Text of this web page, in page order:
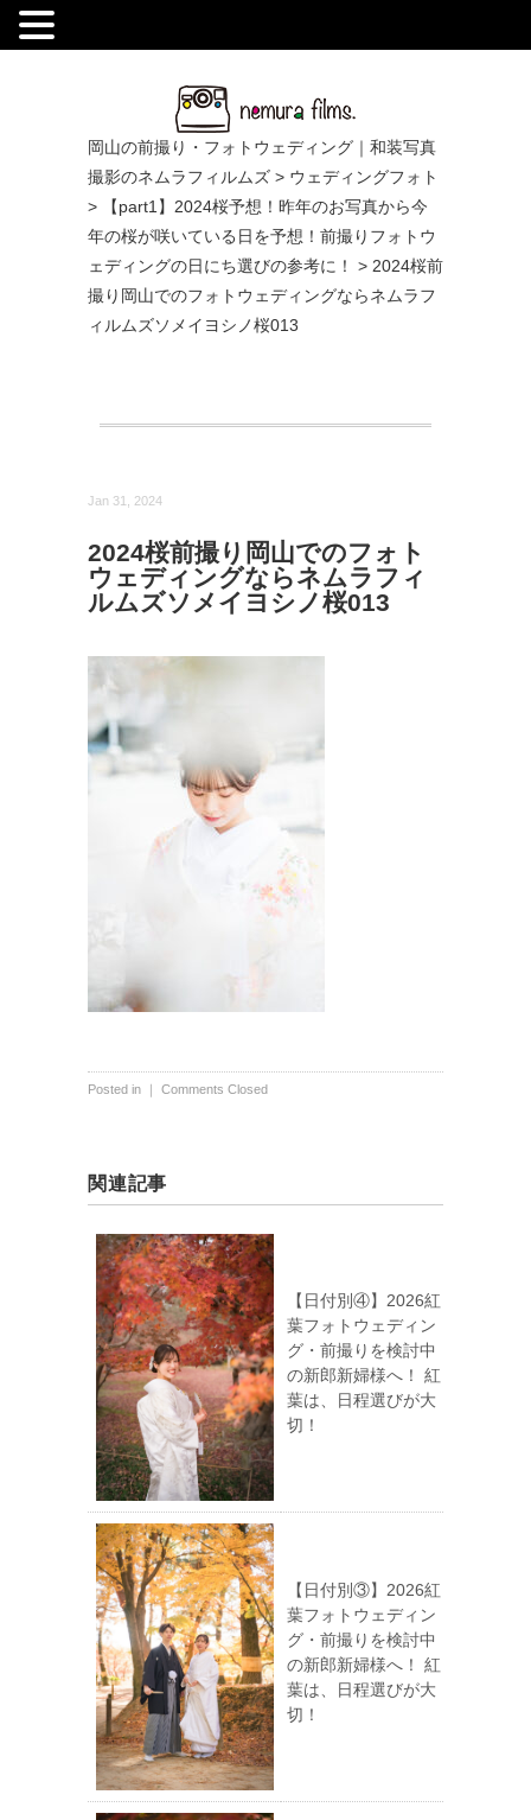
岡山の前撮り・フォトウェディング｜和装写真
撮影のネムラフィルムズ > ウェディングフォト
>
【part1】2024桜予想！昨年のお写真から今
年の桜が咲いている日を予想！前撮りフォトウ
ェディングの日にち選びの参考に！
> 2024桜前
撮り岡山でのフォトウェディングならネムラフ
ィルムズソメイヨシノ桜013
Jan 31, 2024
2024桜前撮り岡山でのフォト
ウェディングならネムラフィ
ルムズソメイヨシノ桜013
Posted in ｜ Comments Closed
関連記事
【日付別④】2026紅
葉フォトウェディン
グ・前撮りを検討中
の新郎新婦様へ！ 紅
葉は、日程選びが大
切！
【日付別③】2026紅
葉フォトウェディン
グ・前撮りを検討中
の新郎新婦様へ！ 紅
葉は、日程選びが大
切！